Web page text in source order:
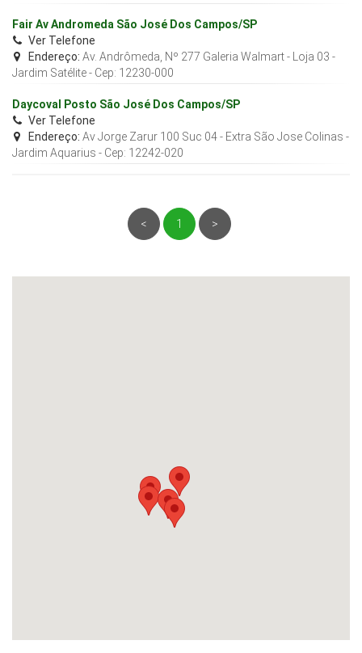
Fair Av Andromeda São José Dos Campos/SP
Ver Telefone
Endereço: Av. Andrômeda, Nº 277 Galeria Walmart - Loja 03 -
Jardim Satélite- Cep: 12230-000
Daycoval Posto São José Dos Campos/SP
Ver Telefone
Endereço: Av Jorge Zarur 100 Suc 04 - Extra São Jose Colinas -
Jardim Aquarius - Cep: 12242-020
< 1 >